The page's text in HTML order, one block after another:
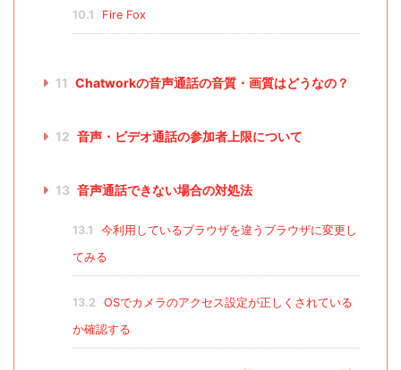
10.1 Fire Fox
11 Chatworkの音声通話の音質・画質はどうなの？
12 音声・ビデオ通話の参加者上限について
13 音声通話できない場合の対処法
13.1
今利用しているブラウザを違うブラウザに変更し
てみる
13.2
OSでカメラのアクセス設定が正しくされている
か確認する